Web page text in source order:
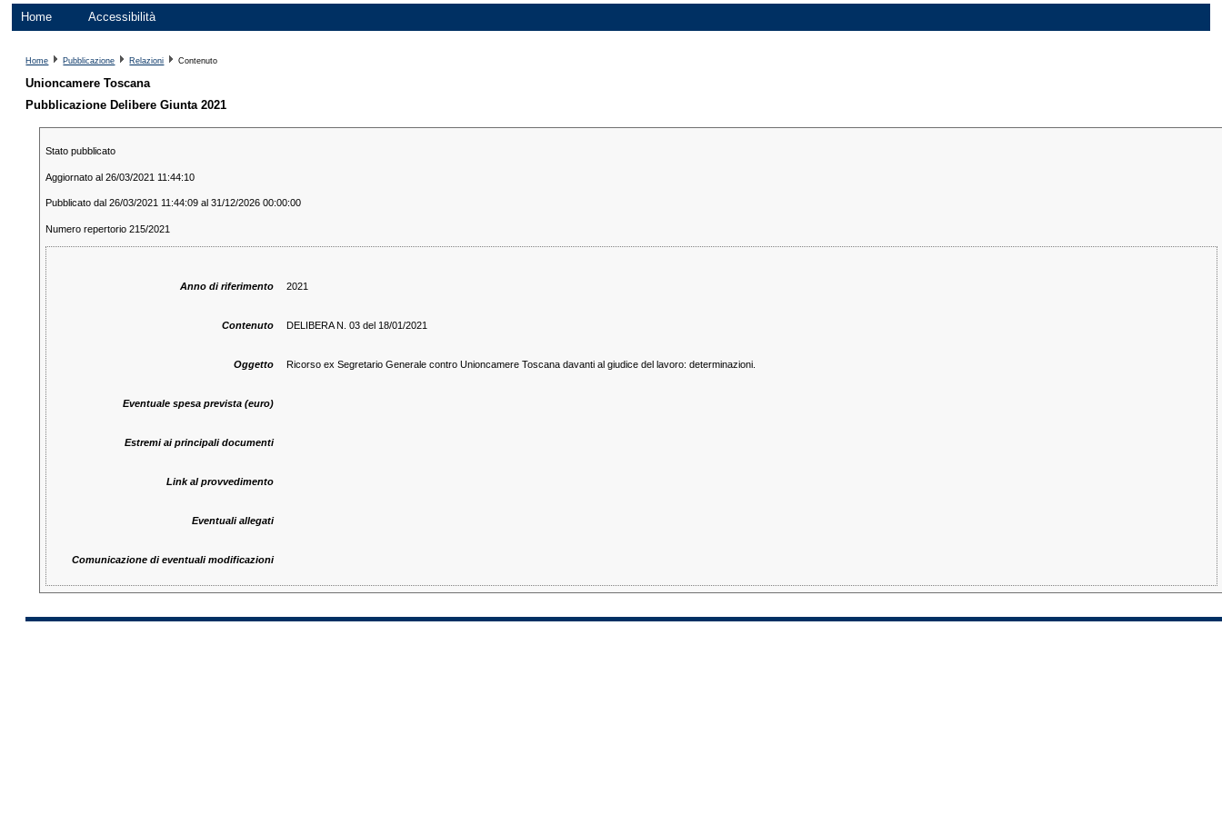
Home Accessibilità
Home Pubblicazione Relazioni Contenuto
Unioncamere Toscana
Pubblicazione Delibere Giunta 2021
Stato pubblicato
Aggiornato al 26/03/2021 11:44:10
Pubblicato dal 26/03/2021 11:44:09 al 31/12/2026 00:00:00
Numero repertorio 215/2021
Anno di riferimento 2021
Contenuto DELIBERA N. 03 del 18/01/2021
Oggetto Ricorso ex Segretario Generale contro Unioncamere Toscana davanti al giudice del lavoro: determinazioni.
Eventuale spesa prevista (euro)
Estremi ai principali documenti
Link al provvedimento
Eventuali allegati
Comunicazione di eventuali modificazioni